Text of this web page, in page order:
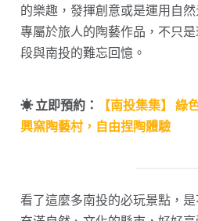
的樂趣，發揮創意或是運用自
專屬於旅人的陶藝作品，不只
段與南投的難忘回憶。
☀︎ 立即預約：
【南投集集】 綠
興窯陶藝村，自由捏陶體驗
看了這麼多南投的必玩景點，